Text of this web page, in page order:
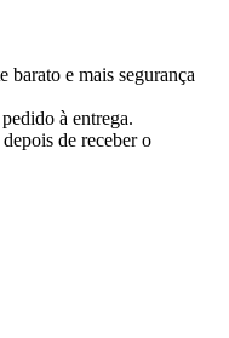
barato e mais segurança
à entrega.
de receber o